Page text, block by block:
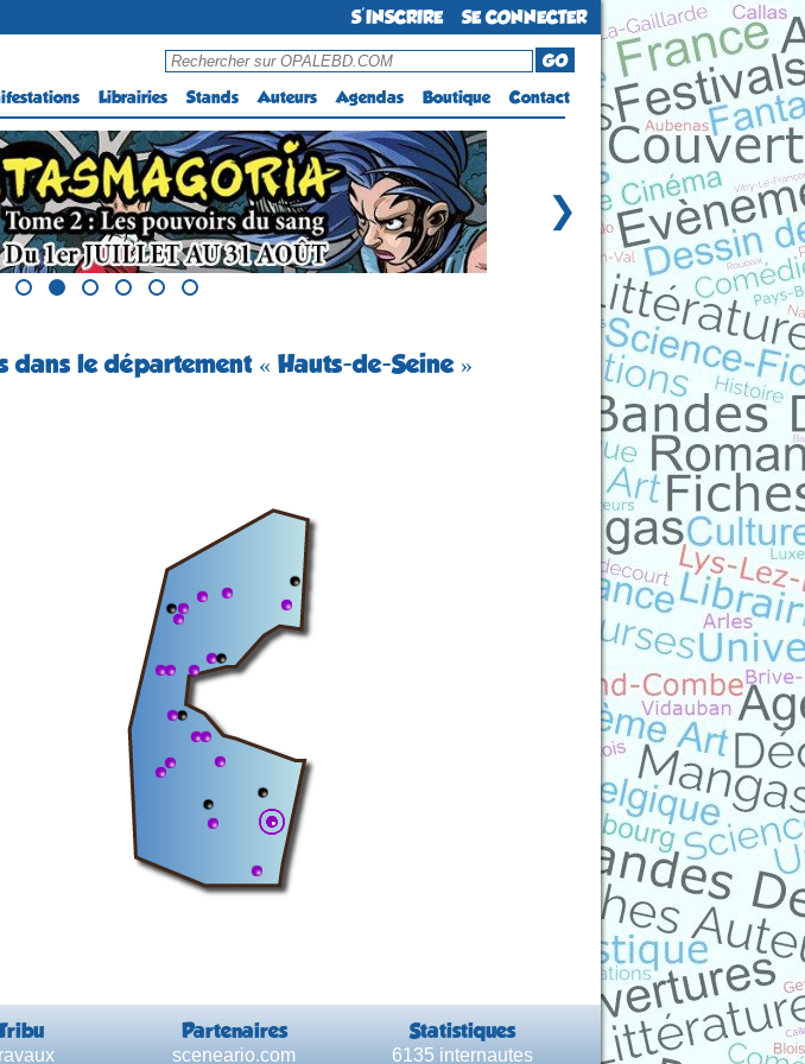
S'INSCRIRE
SE CONNECTER
GO
Librairies Stands Auteurs Agendas Boutique Contact
❯
le département « Hauts-de-Seine »
Partenaires Statistiques
sceneario.com 6135 internautes